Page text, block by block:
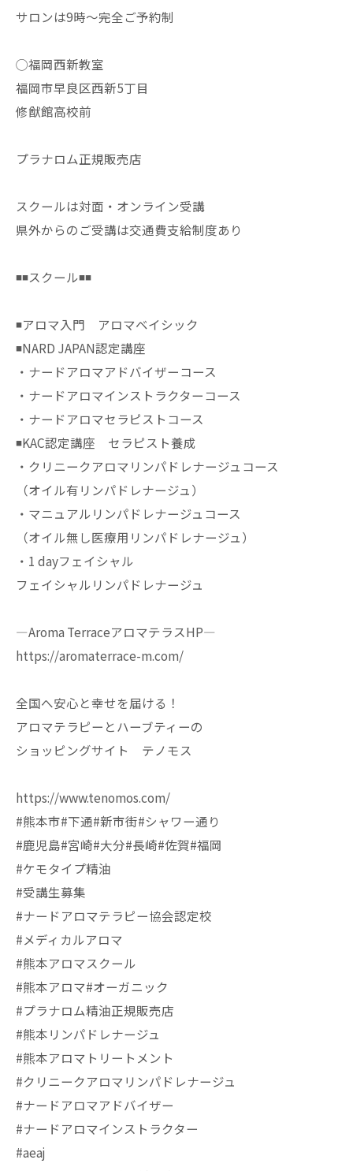
サロンは9時〜完全ご予約制
◯福岡西新教室
福岡市早良区西新5丁目
修猷館高校前
プラナロム正規販売店
スクールは対面・オンライン受講
県外からのご受講は交通費支給制度あり
◾️◾️スクール◾️◾️
◾️アロマ入門 アロマベイシック
◾️NARD JAPAN認定講座
・ナードアロマアドバイザーコース
・ナードアロマインストラクターコース
・ナードアロマセラピストコース
◾️KAC認定講座 セラピスト養成
・クリニークアロマリンパドレナージュコース
（オイル有リンパドレナージュ）
・マニュアルリンパドレナージュコース
（オイル無し医療用リンパドレナージュ）
・1 dayフェイシャル
フェイシャルリンパドレナージュ
—Aroma TerraceアロマテラスHP—
https://aromaterrace-m.com/
全国へ安心と幸せを届ける！
アロマテラピーとハーブティーの
ショッピングサイト テノモス
https://www.tenomos.com/
#熊本市#下通#新市街#シャワー通り
#鹿児島#宮崎#大分#長崎#佐賀#福岡
#ケモタイプ精油
#受講生募集
#ナードアロマテラピー協会認定校
#メディカルアロマ
#熊本アロマスクール
#熊本アロマ#オーガニック
#プラナロム精油正規販売店
#熊本リンパドレナージュ
#熊本アロマトリートメント
#クリニークアロマリンパドレナージュ
#ナードアロマアドバイザー
#ナードアロマインストラクター
#aeaj